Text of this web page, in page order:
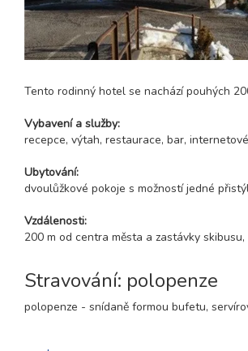
Tento rodinný hotel se nachází pouhých
Vybavení a služby:
recepce, výtah, restaurace, bar,
Ubytování:
dvoulůžkové pokoje s možností jedné
Vzdálenosti:
200 m od centra města a zastávky
Stravování: polopenze
polopenze - snídaně formou bufetu,